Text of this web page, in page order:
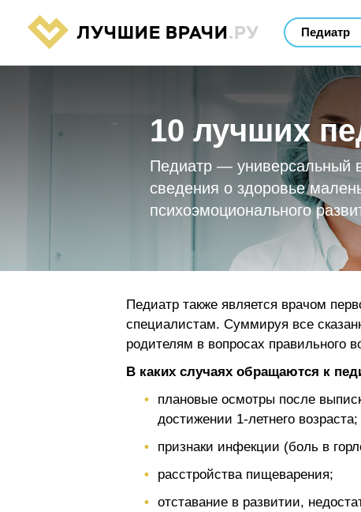
ЛУЧШИЕ ВРАЧИ.РУ
10 лучших
Педиатр — универсальный
сведения о здоровье
психоэмоционального
Педиатр также является врачом
специалистам. Суммируя все
родителям в вопросах правильного
В каких случаях обращаются к
плановые осмотры после
достижении 1-летнего возраста;
признаки инфекции (боль в
расстройства пищеварения;
отставание в развитии,